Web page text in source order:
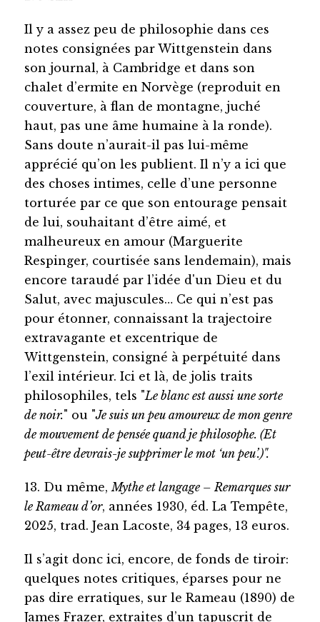
Il y a assez peu de philosophie dans ces
notes consignées par Wittgenstein dans
son journal, à Cambridge et dans son
chalet d’ermite en Norvège (reproduit en
couverture, à flan de montagne, juché
haut, pas une âme humaine à la ronde).
Sans doute n’aurait-il pas lui-même
apprécié qu’on les publient. Il n’y a ici que
des choses intimes, celle d’une personne
torturée par ce que son entourage pensait
de lui, souhaitant d’être aimé, et
malheureux en amour (Marguerite
Respinger, courtisée sans lendemain), mais
encore taraudé par l’idée d'un Dieu et du
Salut, avec majuscules… Ce qui n’est pas
pour étonner, connaissant la trajectoire
extravagante et excentrique de
Wittgenstein, consigné à perpétuité dans
l’exil intérieur. Ici et là, de jolis traits
philosophiles, tels "Le blanc est aussi une sorte
de noir." ou "Je suis un peu amoureux de mon genre
de mouvement de pensée quand je philosophe. (Et
peut-être devrais-je supprimer le mot ‘un peu’.)".
13. Du même, Mythe et langage – Remarques sur
le Rameau d’or, années 1930, éd. La Tempête,
2025, trad. Jean Lacoste, 34 pages, 13 euros.
Il s’agit donc ici, encore, de fonds de tiroir:
quelques notes critiques, éparses pour ne
pas dire erratiques, sur le Rameau (1890) de
James Frazer, extraites d’un tapuscrit de